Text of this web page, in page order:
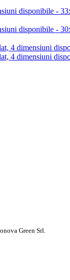
4 dimensiuni
4 dimensiuni
Green Srl.